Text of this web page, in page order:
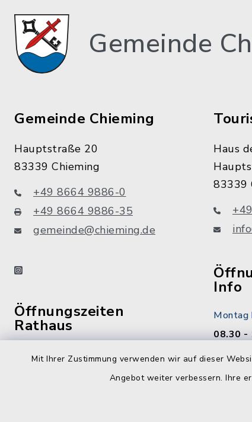
Mit Ihrer Zustimmung verwenden wir auf dieser
Angebot weiter verbessern. Ihre
Gemeinde
Gemeinde Chieming
Hauptstraße 20
83339 Chieming
+49 8664 9886-0
+49 8664 9886-35
gemeinde@chieming.de
instagram
Öffnungszeiten
Rathaus
Montag bis Freitag:
Haus
83339
Info
Montag
08.30 -
Freitag
08.30